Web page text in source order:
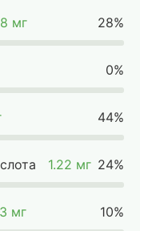
мг 28%
0%
44%
1.22 мг 24%
мг 10%